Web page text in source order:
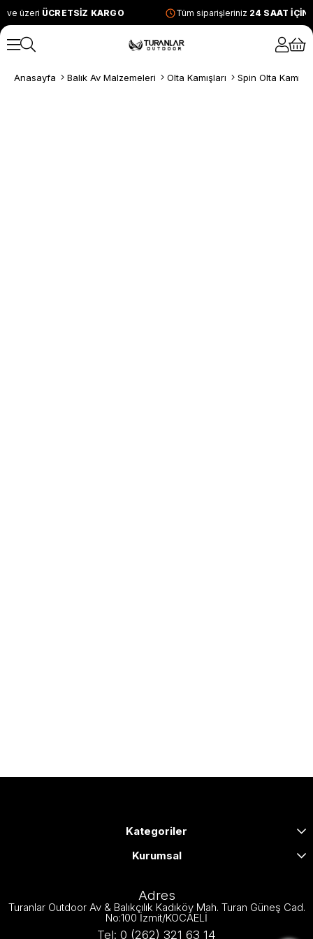
ve üzeri ÜCRETSİZ KARGO Tüm siparişleriniz 24 SAAT
Anasayfa Balık Av Malzemeleri Olta Kamışları Spin Olta
Kategoriler
Kurumsal
Adres
Turanlar Outdoor Av & Balıkçılık Kadıköy Mah. Turan Güneş Cad.
No:100 İzmit/KOCAELİ
Tel: 0 (262) 321 63 14